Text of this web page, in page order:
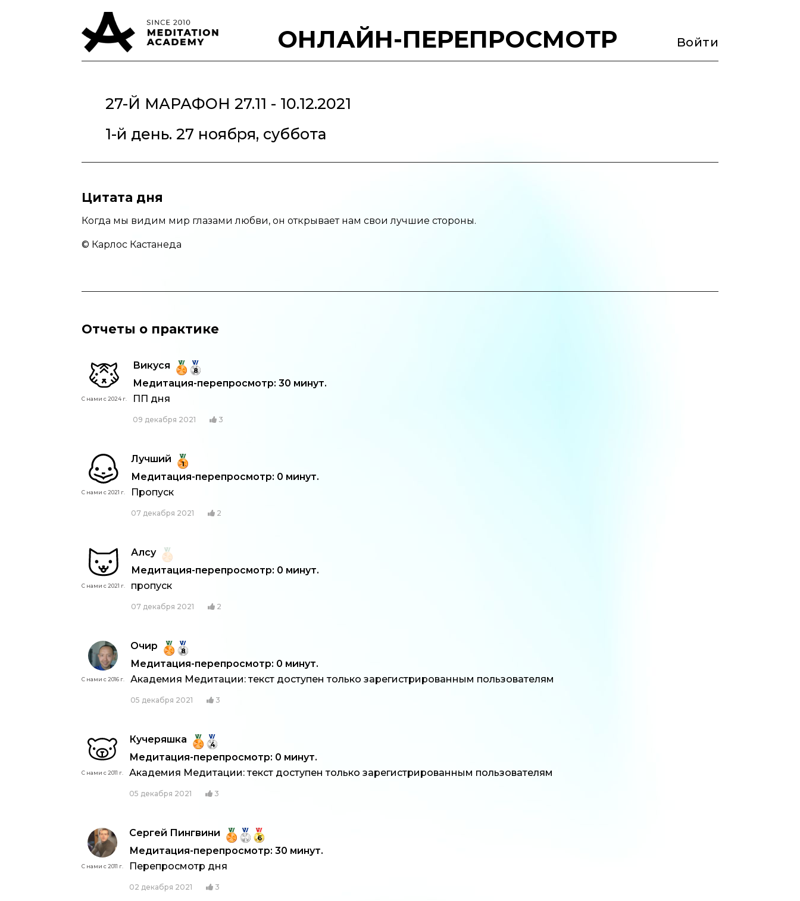
ОНЛАЙН-ПЕРЕПРОСМОТР Войти
27-Й МАРАФОН 27.11 - 10.12.2021
1-й день. 27 ноября, суббота
Цитата дня
Когда мы видим мир глазами любви, он открывает нам свои лучшие стороны.
© Карлос Кастанеда
Отчеты о практике
С нами с 2024 г.
Викуся 8
Медитация-перепросмотр: 30 минут.
ПП дня
09 декабря 2021 3
С нами с 2021 г.
Лучший 1
Медитация-перепросмотр: 0 минут.
Пропуск
07 декабря 2021 2
С нами с 2021 г.
Алсу
Медитация-перепросмотр: 0 минут.
пропуск
07 декабря 2021 2
С нами с 2016 г.
Очир 8
Медитация-перепросмотр: 0 минут.
Академия Медитации: текст доступен только зарегистрированным пользователям
05 декабря 2021 3
С нами с 2011 г.
Кучеряшка 4
Медитация-перепросмотр: 0 минут.
Академия Медитации: текст доступен только зарегистрированным пользователям
05 декабря 2021 3
С нами с 2011 г.
Сергей Пингвини 6
Медитация-перепросмотр: 30 минут.
Перепросмотр дня
02 декабря 2021 3